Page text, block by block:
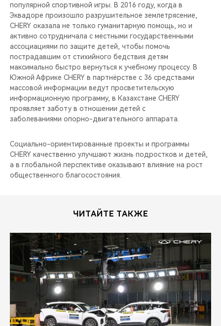
популярной спортивной игры. В 2016 году, когда в
Эквадоре произошло разрушительное землетрясение,
CHERY оказала не только гуманитарную помощь, но и
активно сотрудничала с местными государственными
ассоциациями по защите детей, чтобы помочь
пострадавшим от стихийного бедствия детям
максимально быстро вернуться к учебному процессу. В
Южной Африке CHERY в партнёрстве с 36 средствами
массовой информации ведут просветительскую
информационную программу, в Казахстане CHERY
проявляет заботу в отношении детей с
заболеваниями опорно-двигательного аппарата.
Социально-ориентированные проекты и программы
CHERY качественно улучшают жизнь подростков и детей,
а в глобальной перспективе оказывают влияние на рост
общественного благосостояния.
ЧИТАЙТЕ ТАКЖЕ